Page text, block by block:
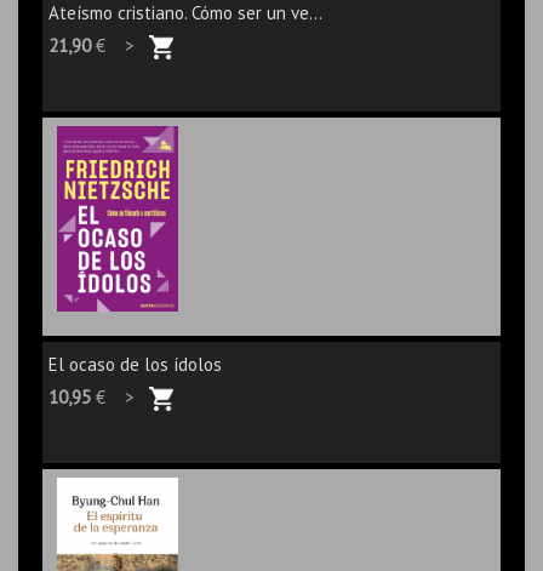
Ateísmo cristiano. Cómo ser un ve...
21,90€ >
El ocaso de los ídolos
10,95 € >